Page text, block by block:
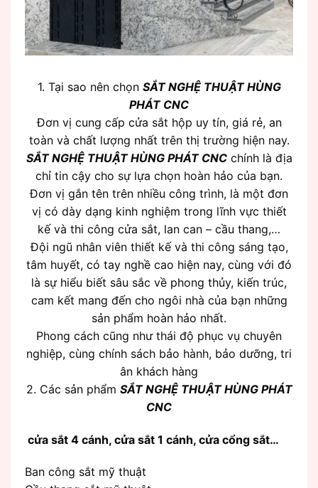
1. Tại sao nên chọn SẮT NGHỆ THUẬT HÙNG
PHÁT CNC
Đơn vị cung cấp cửa sắt hộp uy tín, giá rẻ, an
toàn và chất lượng nhất trên thị trường hiện nay.
SẮT NGHỆ THUẬT HÙNG PHÁT CNCchính là địa
chỉ tin cậy cho sự lựa chọn hoàn hảo của bạn.
Đơn vị gắn tên trên nhiều công trình, là một đơn
vị có dày dạng kinh nghiệm trong lĩnh vực thiết
kế và thi công cửa sắt, lan can – cầu thang,…
Đội ngũ nhân viên thiết kế và thi công sáng tạo,
tâm huyết, có tay nghề cao hiện nay, cùng với đó
là sự hiểu biết sâu sắc về phong thủy, kiến trúc,
cam kết mang đến cho ngôi nhà của bạn những
sản phẩm hoàn hảo nhất.
Phong cách cũng như thái độ phục vụ chuyên
nghiệp, cùng chính sách bảo hành, bảo dưỡng, tri
ân khách hàng
2. Các sản phẩm SẮT NGHỆ THUẬT HÙNG PHÁT
CNC
cửa sắt 4 cánh, cửa sắt 1 cánh, cửa cổng sắt…
Ban công sắt mỹ thuật